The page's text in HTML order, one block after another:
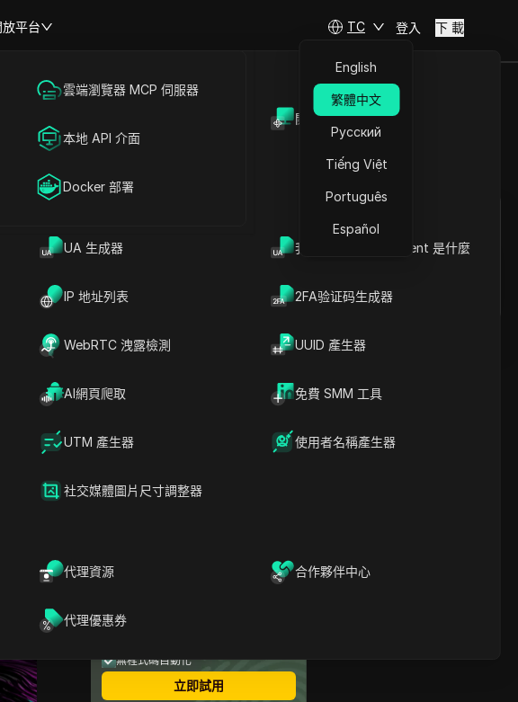
開放API
UA 生成器 我的瀏覽器 User Agent 是什麼
IP 地址列表 2FA验证码生成器
WebRTC 洩露檢測 UUID 產生器
AI網頁爬取 免費 SMM 工具
UTM 產生器 使用者名稱產生器
社交媒體圖片尺寸調整器
代理資源 合作夥伴中心
代理優惠券
放平台
雲端瀏覽器 MCP 伺服器
本地 API 介面
Docker 部署
TC
English
繁體中文
Русский
Tiếng Việt
Português
Español
登入 下 載
大化收益
在ChatGPT中開啟
就此頁面提問
就此頁面提問
獲
以
文章內容
如何參與Solana空投：工具
熱門Solana空投機會
Solana空投獎勵並降低風險
最安全的指紋瀏覽器
無程式碼自動化
立即試用